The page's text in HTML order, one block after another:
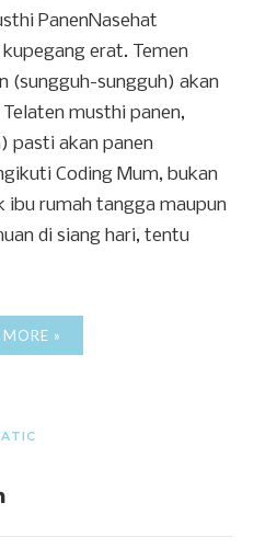
PanenNasehat
erat. Temen
(sungguh-sungguh) akan
musthi panen,
pasti akan panen
Coding Mum, bukan
ibu rumah tangga maupun
di siang hari, tentu
»